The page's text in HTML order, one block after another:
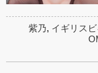
紫乃, イギリス